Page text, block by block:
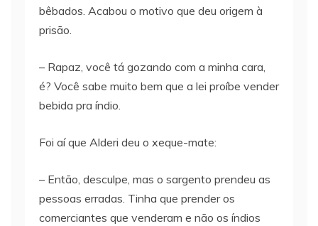
bêbados. Acabou o motivo que deu origem à
prisão.
– Rapaz, você tá gozando com a minha cara,
é? Você sabe muito bem que a lei proíbe vender
bebida pra índio.
Foi aí que Alderi deu o xeque-mate:
– Então, desculpe, mas o sargento prendeu as
pessoas erradas. Tinha que prender os
comerciantes que venderam e não os índios